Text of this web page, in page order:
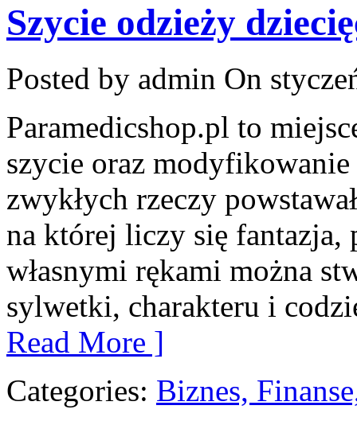
Szycie odzieży
Posted by admin On
Paramedicshop.pl to
szycie oraz
zwykłych rzeczy
na której liczy się fantazja,
własnymi rękami można
sylwetki, charakteru i
Read More ]
Categories: Biznes,